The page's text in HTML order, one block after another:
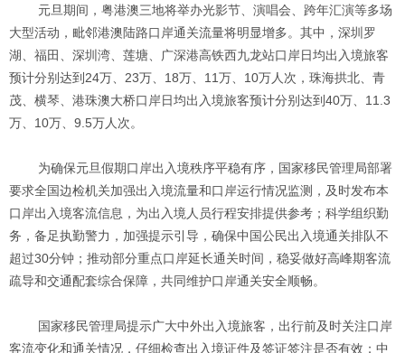
元旦期间，粤港澳三地将举办光影节、演唱会、跨年汇演等多场
大型活动，毗邻港澳陆路口岸通关流量将明显增多。其中，深圳罗
湖、福田、深圳湾、莲塘、广深港高铁西九龙站口岸日均出入境旅客
预计分别达到24万、23万、18万、11万、10万人次，珠海拱北、青
茂、横琴、港珠澳大桥口岸日均出入境旅客预计分别达到40万、11.3
万、10万、9.5万人次。
为确保元旦假期口岸出入境秩序平稳有序，国家移民管理局部署
要求全国边检机关加强出入境流量和口岸运行情况监测，及时发布本
口岸出入境客流信息，为出入境人员行程安排提供参考；科学组织勤
务，备足执勤警力，加强提示引导，确保中国公民出入境通关排队不
超过30分钟；推动部分重点口岸延长通关时间，稳妥做好高峰期客流
疏导和交通配套综合保障，共同维护口岸通关安全顺畅。
国家移民管理局提示广大中外出入境旅客，出行前及时关注口岸
客流变化和通关情况，仔细检查出入境证件及签证签注是否有效；中